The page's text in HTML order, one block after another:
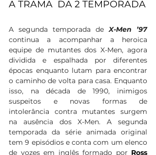
A segunda temporada de
X-Men ’97
continua a acompanhar a heroica
equipe de mutantes dos X-Men, agora
dividida e espalhada por diferentes
épocas enquanto lutam para encontrar
o caminho de volta para casa. Enquanto
isso, na década de 1990, inimigos
suspeitos e novas formas de
intolerância contra mutantes surgem
na ausência dos X-Men. A segunda
temporada da série animada original
tem 9 episódios e conta com um elenco
de vozes em inglês formado por Ross